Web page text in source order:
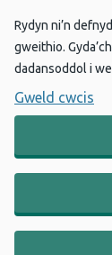
Rydyn ni’n
gweithio.
dadansoddol i
Gweld cwcis